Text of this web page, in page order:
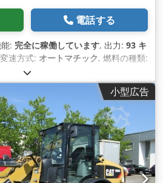
電話する
: 完全に稼働しています, 出力: 93 キ
速方式: オートマチック, 燃料の種類:
kg（キログラム）
, アクスル構成:4x4, 初回登録:
働時間:17,762 h ディーゼル ,
輪駆動,
小型広告